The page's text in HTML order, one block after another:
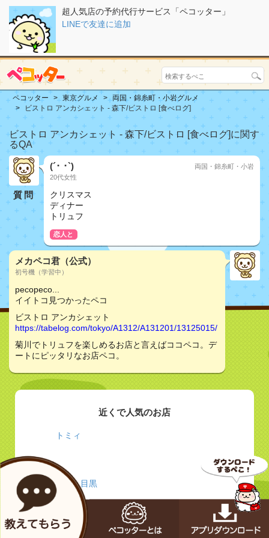
超人気店の予約代行サービス「ペコッター」
LINEで友達に追加
ペコッター 東京グルメ
両国・錦糸町・小岩グルメ
ビストロ アンカシェット - 森下/ビストロ [食べログ]
ビストロ アンカシェット - 森下/ビストロ [食べログ]に関す
るQA
質問
(´･ ･`)
20代女性
両国・錦糸町・小岩
クリスマス
ディナー
トリュフ
恋人と
メカペコ君（公式）
初号機（学習中）
pecopeco...
イイトコ見つかったペコ
ビストロ アンカシェット
https://tabelog.com/tokyo/A1312/A131201/13125015/
菊川でトリュフを楽しめるお店と言えばココペコ。デ
ートにピッタリなお店ペコ。
近くで人気のお店
トミィ
Barca 目黒
龍の頂